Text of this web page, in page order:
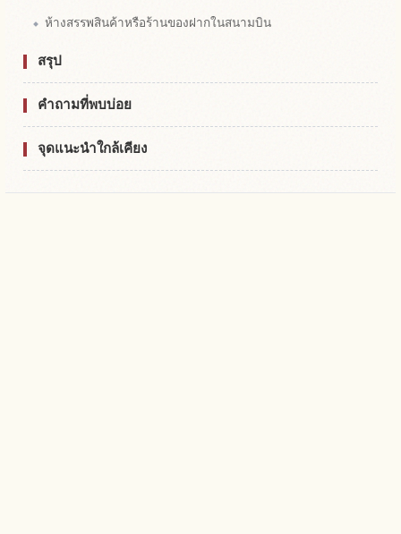
ห้างสรรพสินค้าหรือร้านของฝากในสนามบิน
สรุป
คำถามที่พบบ่อย
จุดแนะนำใกล้เคียง